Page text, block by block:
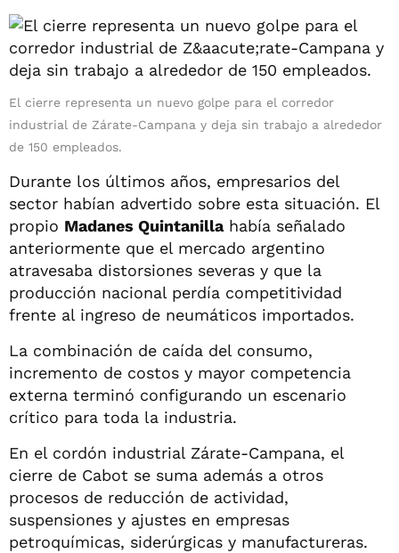
El cierre representa un nuevo golpe para el corredor
industrial de Zárate-Campana y deja sin trabajo a alrededor
de 150 empleados.
Durante los últimos años, empresarios del
sector habían advertido sobre esta situación. El
propio Madanes Quintanillahabía señalado
anteriormente que el mercado argentino
atravesaba distorsiones severas y que la
producción nacional perdía competitividad
frente al ingreso de neumáticos importados.
La combinación de caída del consumo,
incremento de costos y mayor competencia
externa terminó configurando un escenario
crítico para toda la industria.
En el cordón industrial Zárate-Campana, el
cierre de Cabot se suma además a otros
procesos de reducción de actividad,
suspensiones y ajustes en empresas
petroquímicas, siderúrgicas y manufactureras.